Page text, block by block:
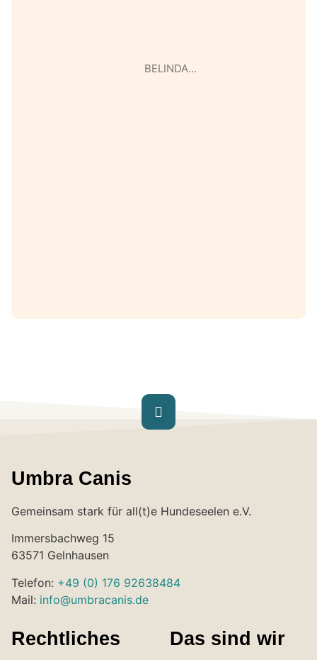
BELINDA…
Umbra Canis
Gemeinsam stark für all(t)e Hundeseelen e.V.
Immersbachweg 15
63571 Gelnhausen
Telefon: +49 (0) 176 92638484
Mail: info@umbracanis.de
Rechtliches Das sind wir